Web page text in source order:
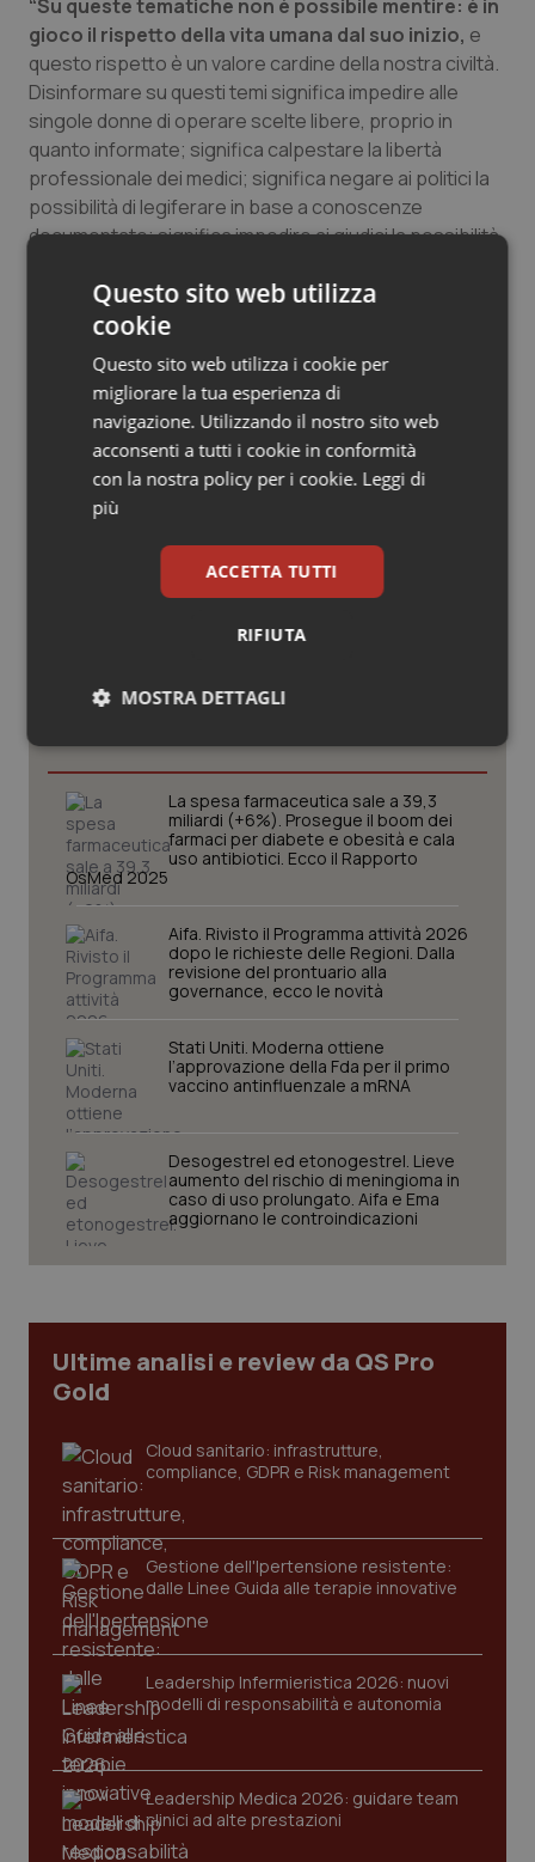
Salute orale & impianti
Sangue & coagulazione
Tiroide
Tumore al seno
Tumore ovarico
Tumori del Polmone & Testa Collo
Tumori gastrointestinali
Ulcera & Reflusso
Vaccini
“Su queste tematiche non è possibile mentire: è in
gioco il rispetto della vita umana dal suo inizio, e
questo rispetto è un valore cardine della nostra civiltà.
Disinformare su questi temi significa impedire alle
singole donne di operare scelte libere, proprio in
quanto informate; significa calpestare la libertà
professionale dei medici; significa negare ai politici la
possibilità di legiferare in base a conoscenze
documentate; significa impedire ai giudici la possibilità
conclude Boscia – è ancora più grave se a farlo è chi,
per mandato istituzionale, dovrebbe invece garantire
un’informazione assolutamente corretta ed
imparziale.
20 Gennaio 2015
© Riproduzione riservata
Potrebbe interessarti in
La spesa farmaceutica sale a 39,3
miliardi (+6%). Prosegue il boom dei
farmaci per diabete e obesità e cala
uso antibiotici. Ecco il Rapporto
OsMed 2025
Aifa. Rivisto il Programma attività 2026
dopo le richieste delle Regioni. Dalla
revisione del prontuario alla
governance, ecco le novità
Stati Uniti. Moderna ottiene
l’approvazione della Fda per il primo
vaccino antinfluenzale a mRNA
Desogestrel ed etonogestrel. Lieve
aumento del rischio di meningioma in
caso di uso prolungato. Aifa e Ema
aggiornano le controindicazioni
Ultime analisi e review da QS Pro
Gold
Cloud sanitario: infrastrutture,
compliance, GDPR e Risk management
Gestione dell'Ipertensione resistente:
dalle Linee Guida alle terapie innovative
Leadership Infermieristica 2026: nuovi
modelli di responsabilità e autonomia
Leadership Medica 2026: guidare team
clinici ad alte prestazioni
Questo sito web utilizza
cookie
Questo sito web utilizza i cookie per
migliorare la tua esperienza di
navigazione. Utilizzando il nostro sito web
acconsenti a tutti i cookie in conformità
con la nostra policy per i cookie. Leggi di
più
ACCETTA TUTTI
RIFIUTA
MOSTRA DETTAGLI
Necessari Statistici Marketing
I cookie necessari contribuiscono a rendere fruibile il
sito web abilitandone funzionalità di base quali la
navigazione sulle pagine e l'accesso alle aree
protette del sito. Il sito web non è in grado di
Fornitore/ Dominio
VISITOR_PRIVACY_METADATA
CookieScriptConsent
tracking-sites-ironfish-
tracking-enable
www.quotidianosanita.it